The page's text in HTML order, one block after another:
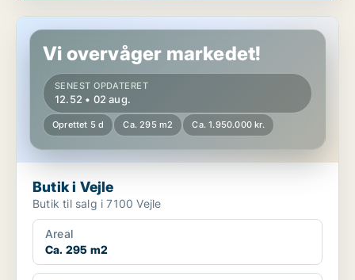
Butik i Vejle
Vi overvåger markedet!
SENEST OPDATERET
12.52 • 02 aug.
Oprettet 5 d Ca. 295 m2 Ca. 1.950.000 kr.
Butik i Vejle
Butik til salg i 7100 Vejle
Areal
Ca. 295 m2